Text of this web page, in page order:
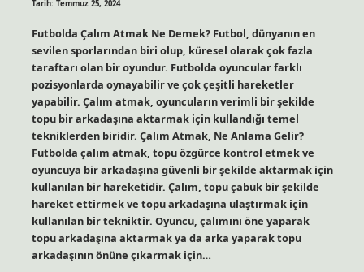
Tarih: Temmuz 25, 2024
Futbolda Çalım Atmak Ne Demek? Futbol, dünyanın en
sevilen sporlarından biri olup, küresel olarak çok fazla
taraftarı olan bir oyundur. Futbolda oyuncular farklı
pozisyonlarda oynayabilir ve çok çeşitli hareketler
yapabilir. Çalım atmak, oyuncuların verimli bir şekilde
topu bir arkadaşına aktarmak için kullandığı temel
tekniklerden biridir. Çalım Atmak, Ne Anlama Gelir?
Futbolda çalım atmak, topu özgürce kontrol etmek ve
oyuncuya bir arkadaşına güvenli bir şekilde aktarmak için
kullanılan bir hareketidir. Çalım, topu çabuk bir şekilde
hareket ettirmek ve topu arkadaşına ulaştırmak için
kullanılan bir tekniktir. Oyuncu, çalımını öne yaparak
topu arkadaşına aktarmak ya da arka yaparak topu
arkadaşının önüne çıkarmak için…